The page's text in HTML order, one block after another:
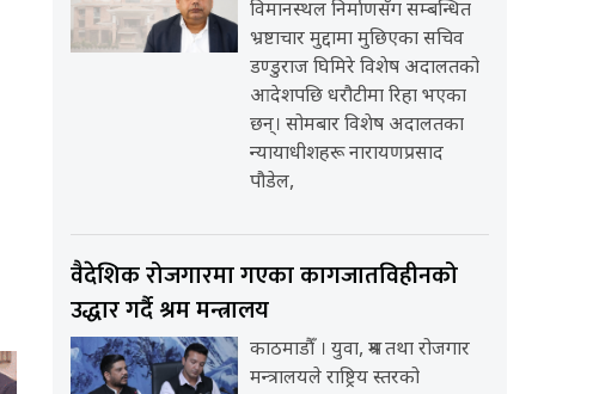
विमानस्थल निर्माणसँग सम्बन्धित
भ्रष्टाचार मुद्दामा मुछिएका सचिव
डण्डुराज घिमिरे विशेष अदालतको
आदेशपछि धरौटीमा रिहा भएका
छन्। सोमबार विशेष अदालतका
न्यायाधीशहरू नारायणप्रसाद
पौडेल,
वैदेशिक रोजगारमा गएका कागजातविहीनको
उद्धार गर्दै श्रम मन्त्रालय
काठमाडौँ । युवा, श्रम तथा रोजगार
मन्त्रालयले राष्ट्रिय स्तरको